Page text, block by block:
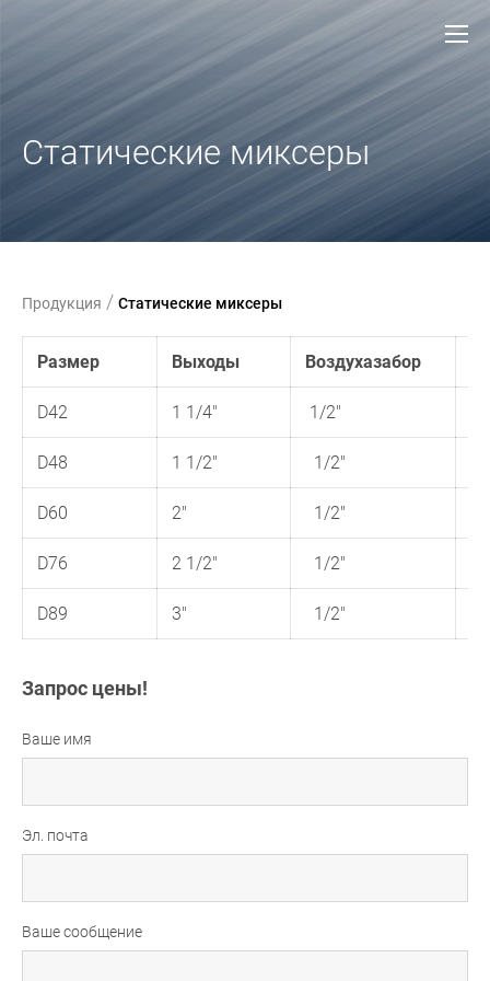
Статические миксеры
Продукция / Статические миксеры
Размер Выходы Воздухазабор
D42 1 1/4" 1/2"
D48 1 1/2" 1/2"
D60 2" 1/2"
D76 2 1/2" 1/2"
D89 3" 1/2"
Запрос цены!
Ваше имя
Эл. почта
Ваше сообщение